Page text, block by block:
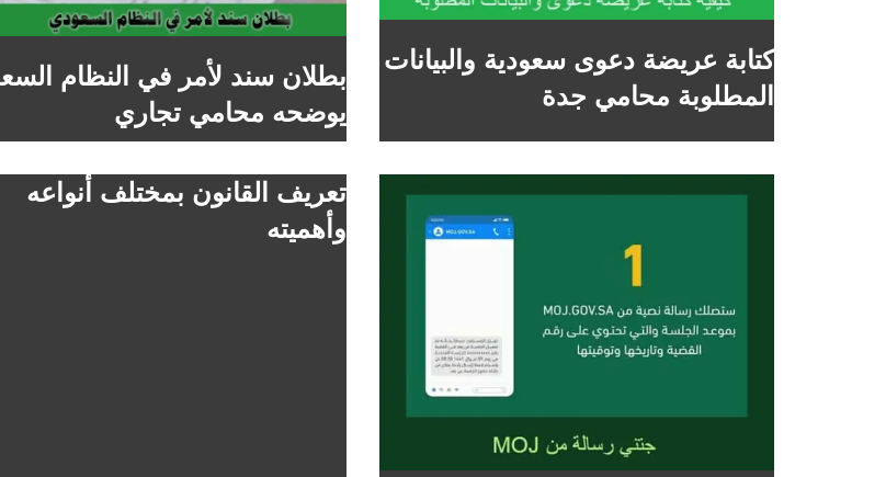
كتابة عريضة دعوى سعودية والبيانات
المطلوبة محامي جدة
بطلان سند لأمر في النظام
يوضحه محامي تجاري
تعريف القانون بمختلف أنواعه
وأهميته